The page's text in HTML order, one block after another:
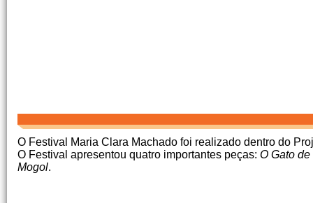
O Festival Maria Clara Machado foi realizado dentro do
O Festival apresentou quatro importantes peças: O Gato
Mogol.